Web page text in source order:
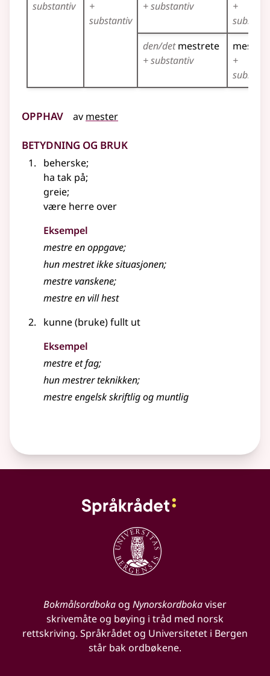
substantiv
+
substantiv
+ substantiv
+
den/detmestrete
+ substantiv
+
Opphav av mester
Betydning og bruk
beherske;
ha tak på;
greie;
være herre over
Eksempel
mestreen oppgave;
hunmestretikke situasjonen;
mestrevanskene;
mestreen vill hest
kunne (bruke) fullt ut
Eksempel
mestreet fag;
hun mestrer teknikken;
mestreengelsk skriftlig og muntlig
Bokmålsordbokaog Nynorskordbokaviser
skrivemåte og bøying i tråd med norsk
rettskriving. Språkrådet og Universitetet i Bergen
står bak ordbøkene.